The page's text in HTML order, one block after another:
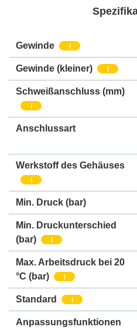
Gewinde i
Gewinde (kleiner) i
Schweißanschluss (mm)
i
Anschlussart
Werkstoff des Gehäuses
i
Min. Druck (bar)
Min. Druckunterschied
(bar)
i
Max. Arbeitsdruck bei 20
°C (bar)
i
Standard i
Anpassungsfunktionen